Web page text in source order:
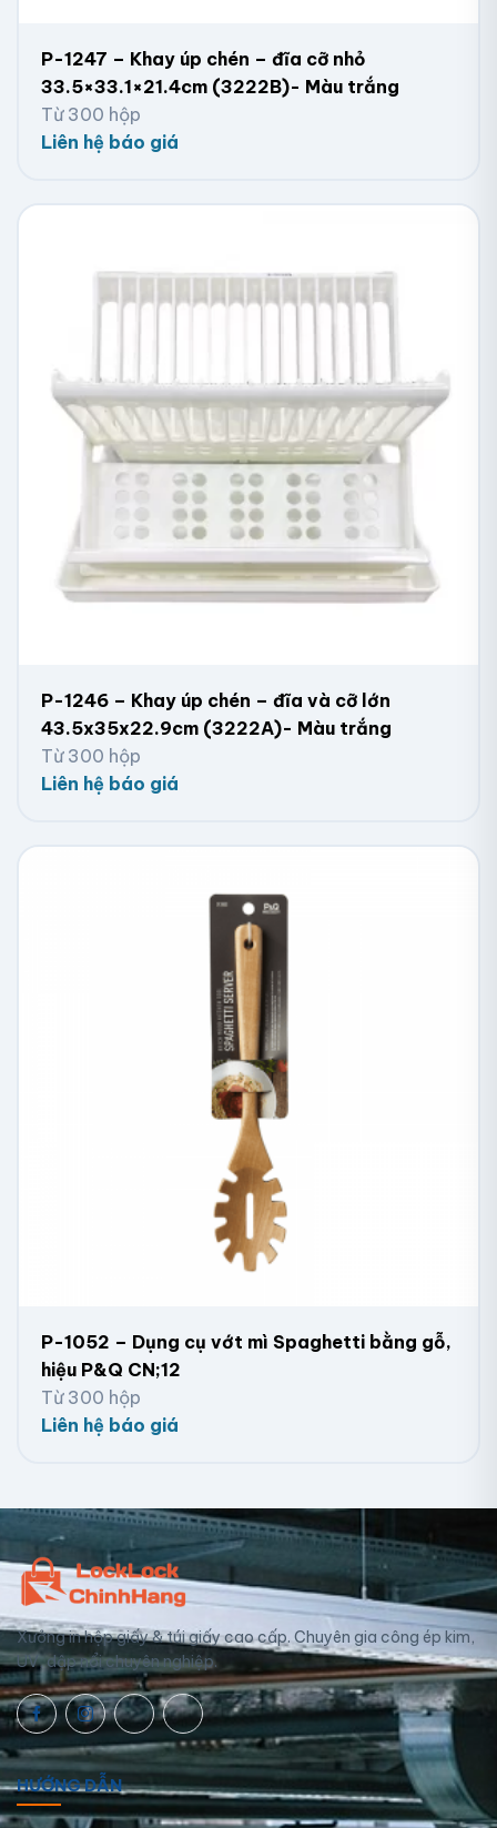
P-1247 – Khay úp chén – đĩa cỡ nhỏ
33.5×33.1×21.4cm (3222B)- Màu trắng
Từ 300 hộp
Liên hệ báo giá
P-1246 – Khay úp chén – đĩa và cỡ lớn
43.5x35x22.9cm (3222A)- Màu trắng
Từ 300 hộp
Liên hệ báo giá
P-1052 – Dụng cụ vớt mì Spaghetti bằng gỗ,
hiệu P&Q CN;12
Từ 300 hộp
Liên hệ báo giá
Xưởng in hộp giấy & túi giấy cao cấp. Chuyên gia công ép kim,
UV, dập nổi chuyên nghiệp.
HƯỚNG DẪN